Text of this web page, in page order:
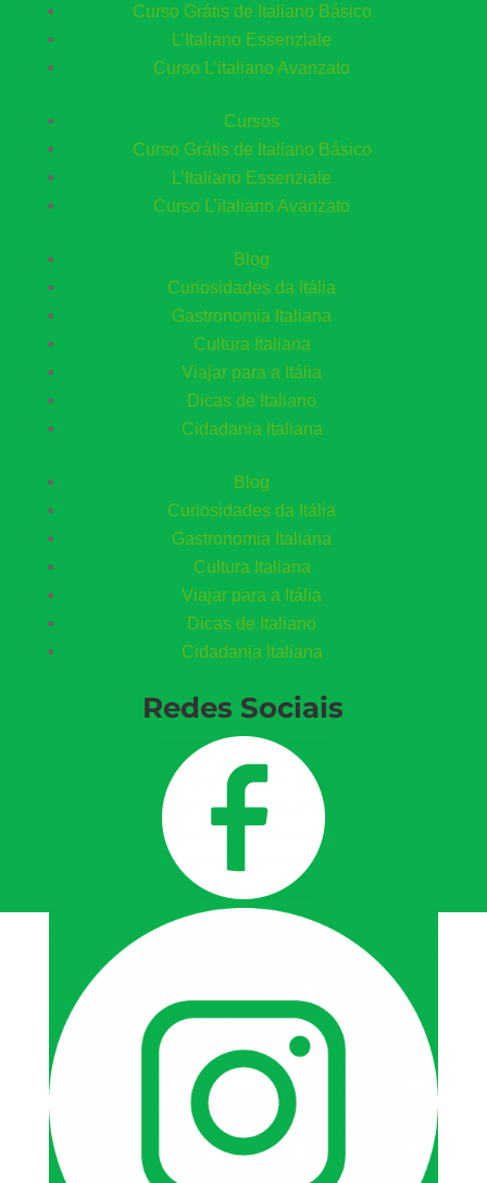
Curso Grátis de Italiano Básico​
L’Italiano Essenziale
Curso L’italiano Avanzato
Cursos
Curso Grátis de Italiano Básico​
L’Italiano Essenziale
Curso L’italiano Avanzato
Blog
Curiosidades da Itália
Gastronomia Italiana
Cultura Italiana
Viajar para a Itália
Dicas de Italiano
Cidadania Italiana
Blog
Curiosidades da Itália
Gastronomia Italiana
Cultura Italiana
Viajar para a Itália
Dicas de Italiano
Cidadania Italiana
Redes Sociais